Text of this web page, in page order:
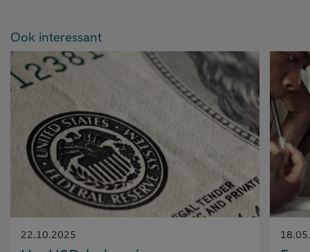
Ook interessant
Gepubliceerd
op:
22.10.2025
op: